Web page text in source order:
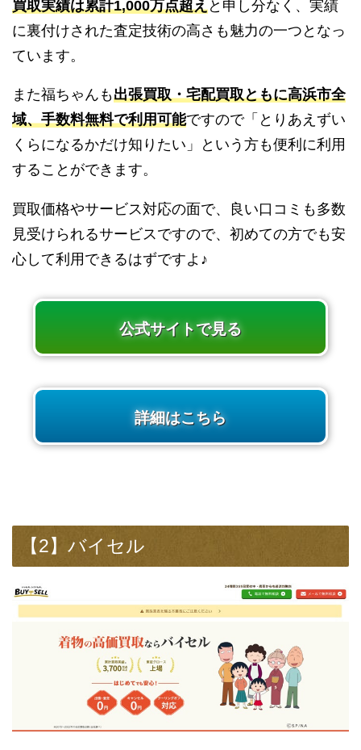
買取実績は累計1,000万点超えと申し分なく、実績
に裏付けされた査定技術の高さも魅力の一つとなっ
ています。
また福ちゃんも出張買取・宅配買取ともに高浜市全
域、手数料無料で利用可能ですので「とりあえずい
くらになるかだけ知りたい」という方も便利に利用
することができます。
買取価格やサービス対応の面で、良い口コミも多数
見受けられるサービスですので、初めての方でも安
心して利用できるはずですよ♪
公式サイトで見る
詳細はこちら
【2】バイセル